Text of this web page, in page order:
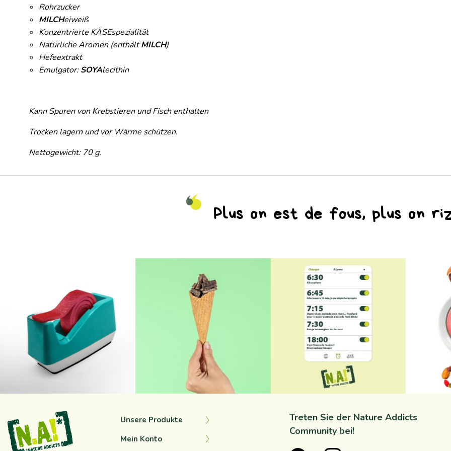
Rohrzucker
MILCHeiweiß
Konzentrierte KÄSEspezialität
Natürliche Aromen (enthältMILCH)
Hefeextrakt
Emulgator:SOYAlecithin
Kann Spuren von Krebstieren und Fisch enthalten
Trocken lagern und vor Wärme schützen.
Nettogewicht: 70 g.
Plus on est de fous, plus on
Sep. 10
na_natureaddicts
Sep. 7
Unsere Produkte
Mein Konto
Treten Sie der Nature Addicts
Community bei!